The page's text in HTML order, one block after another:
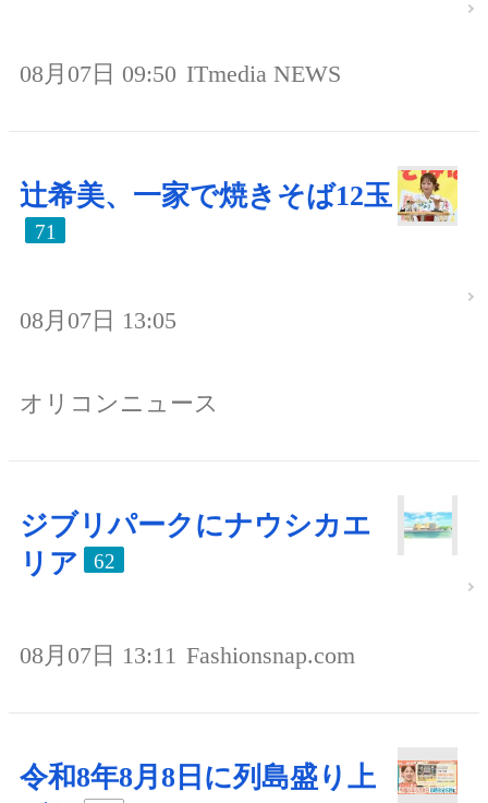
08月07日 09:50 ITmedia NEWS
辻希美、一家で焼きそば12玉
71
08月07日 13:05
オリコンニュース
ジブリパークにナウシカエ
リア
62
08月07日 13:11 Fashionsnap.com
令和8年8月8日に列島盛り上